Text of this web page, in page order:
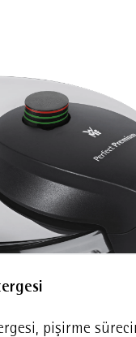
pişirme